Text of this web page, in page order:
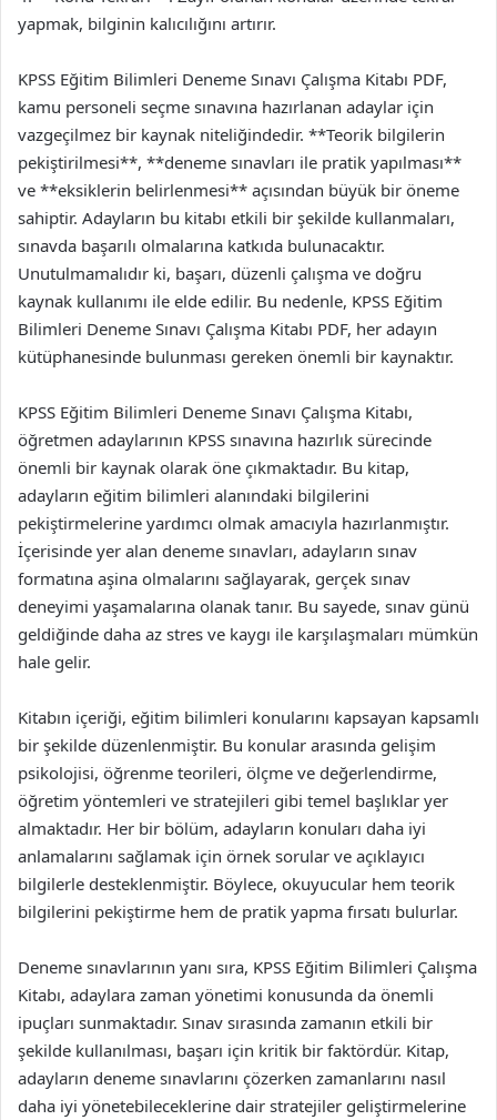
yapmak, bilginin kalıcılığını artırır.
KPSS Eğitim Bilimleri Deneme Sınavı Çalışma Kitabı PDF,
kamu personeli seçme sınavına hazırlanan adaylar için
vazgeçilmez bir kaynak niteliğindedir. **Teorik bilgilerin
pekiştirilmesi**, **deneme sınavları ile pratik yapılması**
ve **eksiklerin belirlenmesi** açısından büyük bir öneme
sahiptir. Adayların bu kitabı etkili bir şekilde kullanmaları,
sınavda başarılı olmalarına katkıda bulunacaktır.
Unutulmamalıdır ki, başarı, düzenli çalışma ve doğru
kaynak kullanımı ile elde edilir. Bu nedenle, KPSS Eğitim
Bilimleri Deneme Sınavı Çalışma Kitabı PDF, her adayın
kütüphanesinde bulunması gereken önemli bir kaynaktır.
KPSS Eğitim Bilimleri Deneme Sınavı Çalışma Kitabı,
öğretmen adaylarının KPSS sınavına hazırlık sürecinde
önemli bir kaynak olarak öne çıkmaktadır. Bu kitap,
adayların eğitim bilimleri alanındaki bilgilerini
pekiştirmelerine yardımcı olmak amacıyla hazırlanmıştır.
İçerisinde yer alan deneme sınavları, adayların sınav
formatına aşina olmalarını sağlayarak, gerçek sınav
deneyimi yaşamalarına olanak tanır. Bu sayede, sınav günü
geldiğinde daha az stres ve kaygı ile karşılaşmaları mümkün
hale gelir.
Kitabın içeriği, eğitim bilimleri konularını kapsayan kapsamlı
bir şekilde düzenlenmiştir. Bu konular arasında gelişim
psikolojisi, öğrenme teorileri, ölçme ve değerlendirme,
öğretim yöntemleri ve stratejileri gibi temel başlıklar yer
almaktadır. Her bir bölüm, adayların konuları daha iyi
anlamalarını sağlamak için örnek sorular ve açıklayıcı
bilgilerle desteklenmiştir. Böylece, okuyucular hem teorik
bilgilerini pekiştirme hem de pratik yapma fırsatı bulurlar.
Deneme sınavlarının yanı sıra, KPSS Eğitim Bilimleri Çalışma
Kitabı, adaylara zaman yönetimi konusunda da önemli
ipuçları sunmaktadır. Sınav sırasında zamanın etkili bir
şekilde kullanılması, başarı için kritik bir faktördür. Kitap,
adayların deneme sınavlarını çözerken zamanlarını nasıl
daha iyi yönetebileceklerine dair stratejiler geliştirmelerine